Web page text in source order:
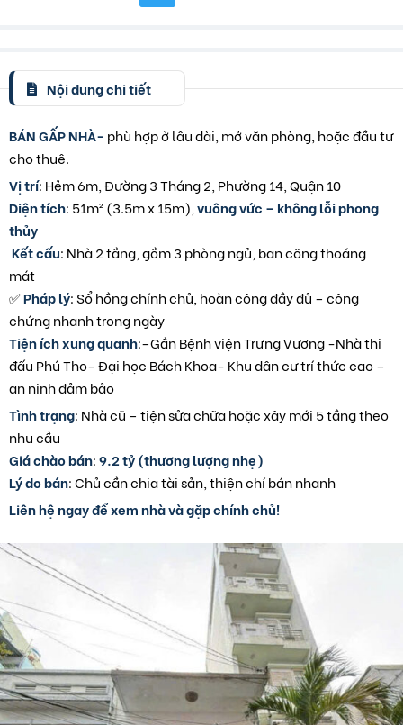
Nội dung chi tiết
BÁN GẤP NHÀ- phù hợp ở lâu dài, mở văn phòng, hoặc đầu tư
cho thuê.
Vị trí: Hẻm 6m, Đường 3 Tháng 2, Phường 14, Quận 10
Diện tích: 51m² (3.5m x 15m), vuông vức – không lỗi phong
thủy
Kết cấu: Nhà 2 tầng, gồm 3 phòng ngủ, ban công thoáng
mát
✅Pháp lý: Sổ hồng chính chủ, hoàn công đầy đủ – công
chứng nhanh trong ngày
Tiện ích xung quanh:–Gần Bệnh viện Trưng Vương -Nhà thi
đấu Phú Tho- Đại học Bách Khoa- Khu dân cư trí thức cao –
an ninh đảm bảo
Tình trạng: Nhà cũ – tiện sửa chữa hoặc xây mới 5 tầng theo
nhu cầu
Giá chào bán:9.2 tỷ (thương lượng nhẹ)
Lý do bán: Chủ cần chia tài sản, thiện chí bán nhanh
Liên hệ ngay để xem nhà và gặp chính chủ!